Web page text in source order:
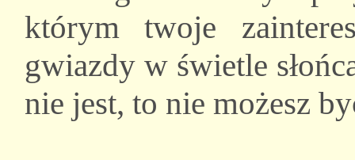
którym twoje
gwiazdy w świetle
nie jest, to nie możesz